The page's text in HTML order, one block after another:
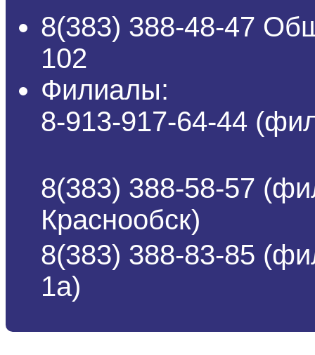
8(383) 388-48-47
102
Филиалы:
8-913-917-64-44
8(383) 388-58-57
Краснообск)
8(383) 388-83-85
1а)